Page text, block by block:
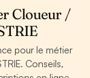
Cloueur /
pour le métier
Conseils,